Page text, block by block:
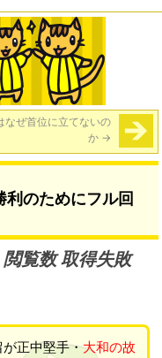
なぜ首位に立てないの
か →
のためにフル回
閲覧数 取得失敗
正中堅手・大和の故